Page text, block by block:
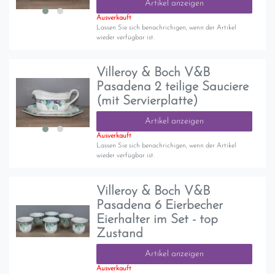
Artikel anzeigen
Ausverkauft
Lassen Sie sich benachrichigen, wenn der Artikel
wieder verfügbar ist.
Villeroy & Boch V&B
Pasadena 2 teilige Sauciere
(mit Servierplatte)
Artikel anzeigen
Ausverkauft
Lassen Sie sich benachrichigen, wenn der Artikel
wieder verfügbar ist.
Villeroy & Boch V&B
Pasadena 6 Eierbecher
Eierhalter im Set - top
Zustand
Artikel anzeigen
Ausverkauft